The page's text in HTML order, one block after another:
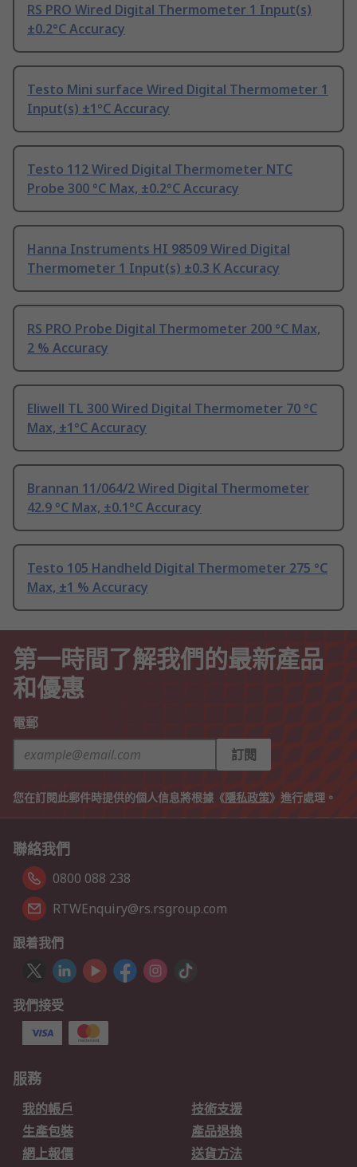
RS PRO Wired Digital Thermometer 1 Input(s)
±0.2°C Accuracy
Testo Mini surface Wired Digital Thermometer 1
Input(s) ±1°C Accuracy
Testo 112 Wired Digital Thermometer NTC
Probe 300 °C Max, ±0.2°C Accuracy
Hanna Instruments HI 98509 Wired Digital
Thermometer 1 Input(s) ±0.3 K Accuracy
RS PRO Probe Digital Thermometer 200 °C Max,
2 % Accuracy
Eliwell TL 300 Wired Digital Thermometer 70 °C
Max, ±1°C Accuracy
Brannan 11/064/2 Wired Digital Thermometer
42.9 °C Max, ±0.1°C Accuracy
Testo 105 Handheld Digital Thermometer 275 °C
Max, ±1 % Accuracy
第一時間了解我們的最新產品
和優惠
電郵
訂閱
您在訂閱此郵件時提供的個人信息將根據《隱私政策》進行處理。
聯絡我們
0800 088 238
RTWEnquiry@rs.rsgroup.com
跟着我們
我們接受
服務
我的帳戶
技術支援
生產包裝
產品退換
網上報價
送貨方法